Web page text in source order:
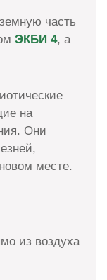
часть
ЭКБИ 4, а
на
Они
месте.
из воздуха